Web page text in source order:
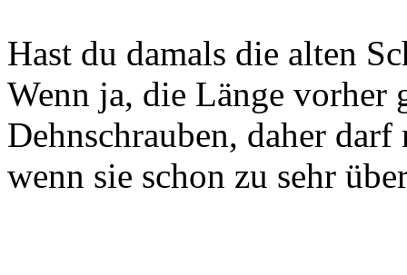
Hast du damals die alten
Wenn ja, die Länge vorher
Dehnschrauben, daher
wenn sie schon zu sehr